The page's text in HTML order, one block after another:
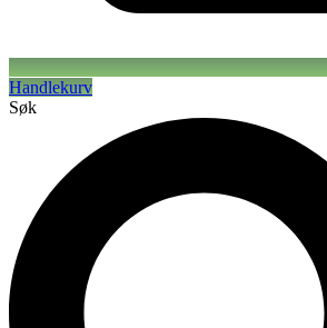
Handlekurv
Søk